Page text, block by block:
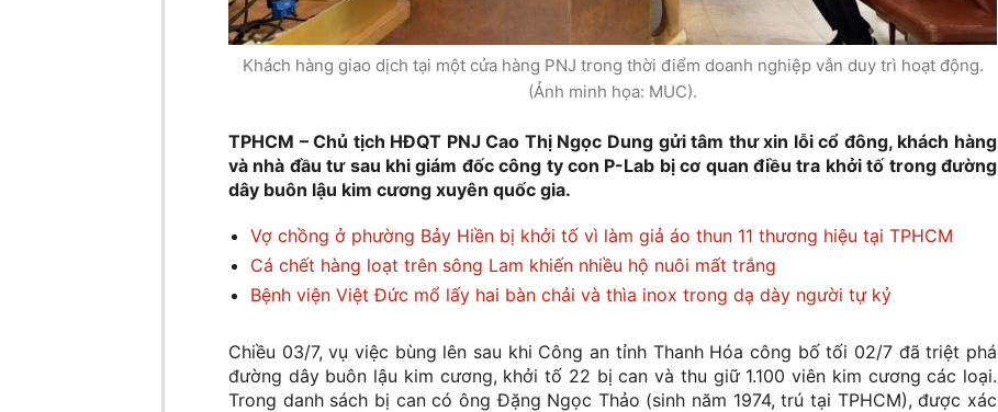
Khách hàng giao dịch tại một cửa hàng PNJ trong thời điểm doanh nghiệp vẫn duy trì hoạt động.
(Ảnh minh họa: MUC).
TPHCM – Chủ tịch HĐQT PNJ Cao Thị Ngọc Dung gửi tâm thư xin lỗi cổ đông, khách hàng
và nhà đầu tư sau khi giám đốc công ty con P-Lab bị cơ quan điều tra khởi tố trong đường
dây buôn lậu kim cương xuyên quốc gia.
Vợ chồng ở phường Bảy Hiền bị khởi tố vì làm giả áo thun 11 thương hiệu tại TPHCM
Cá chết hàng loạt trên sông Lam khiến nhiều hộ nuôi mất trắng
Bệnh viện Việt Đức mổ lấy hai bàn chải và thìa inox trong dạ dày người tự kỷ
Chiều 03/7, vụ việc bùng lên sau khi Công an tỉnh Thanh Hóa công bố tối 02/7 đã triệt phá
đường dây buôn lậu kim cương, khởi tố 22 bị can và thu giữ 1.100 viên kim cương các loại.
Trong danh sách bị can có ông Đặng Ngọc Thảo (sinh năm 1974, trú tại TPHCM), được xác